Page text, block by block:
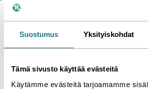
Suostumus Yksityiskohdat
Tämä sivusto käyttää evästeitä
Käytämme evästeitä tarjoamamme
Baumedi Oy -
Me teimme tämän